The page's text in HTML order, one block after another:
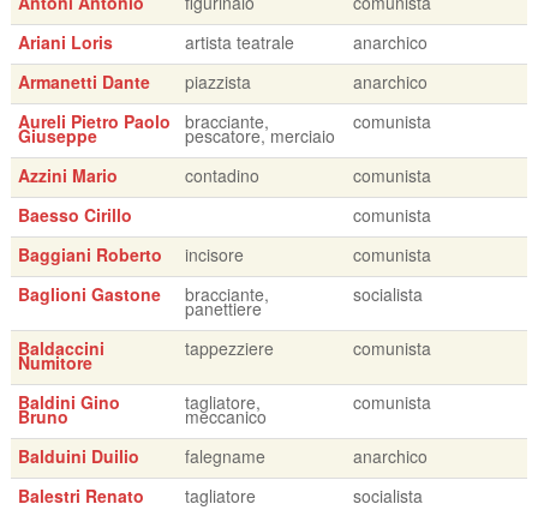
Ariani Loris
artista teatrale
anarchico
Armanetti Dante
piazzista
anarchico
Aureli Pietro Paolo
Giuseppe
bracciante,
pescatore, merciaio
comunista
Azzini Mario contadino
comunista
Baesso Cirillo
comunista
Baggiani Roberto
incisore
comunista
Baglioni Gastone
bracciante,
panettiere
socialista
Baldaccini
Numitore
tappezziere comunista
Baldini Gino
Bruno
tagliatore,
meccanico
comunista
Balduini Duilio falegname
anarchico
Balestri Renato
tagliatore socialista